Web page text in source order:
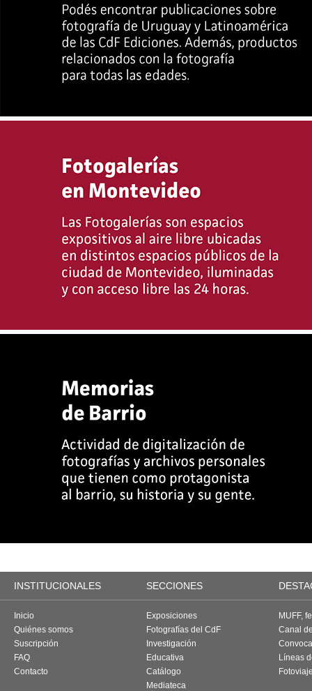
INSTITUCIONALES SECCIONES
Inicio
Quiénes somos
Suscripción
FAQ
Contacto
Exposiciones
Fotografías del CdF
Investigación
Educativa
Catálogo
Mediateca
MUFF,
Canal
Líneas